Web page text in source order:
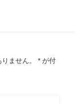
ません。 * が付